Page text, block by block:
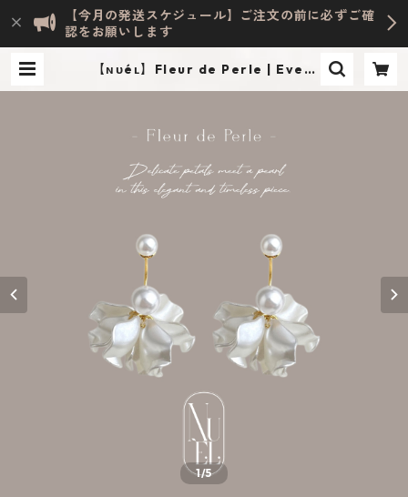
【今月の発送スケジュール】ご注文の前に必ずご確
認をお願いします
【ɴᴜéʟ】Fleur de Perle | Evely
1/5